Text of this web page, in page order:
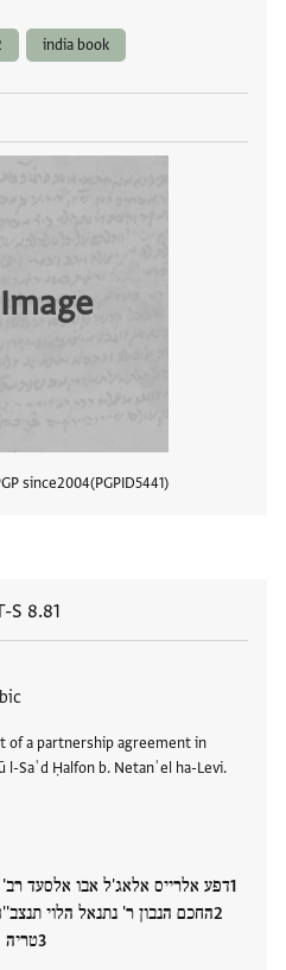
india book
since2004 PGPID5441
S 8.81
Saʿd Ḥalfon b. Netanʾel ha-Levi.
דפע אלרייס אלאג'ל אבו אלסעד רב'
החכם הנבון ר' נתנאל הלוי
טריה